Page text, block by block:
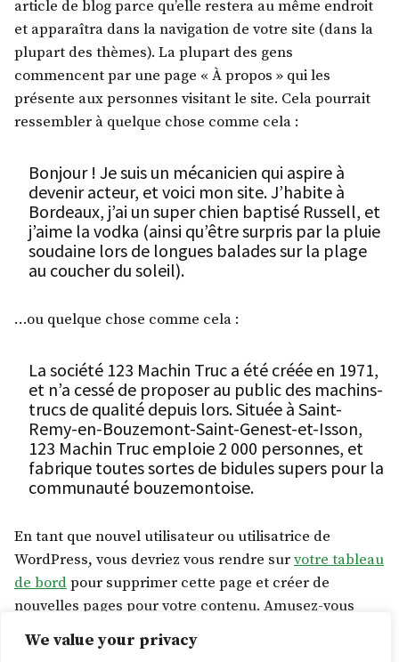
We value your privacy
article de blog parce qu’elle restera au même endroit
et apparaîtra dans la navigation de votre site (dans la
plupart des thèmes). La plupart des gens
commencent par une page « À propos » qui les
présente aux personnes visitant le site. Cela pourrait
ressembler à quelque chose comme cela :
Bonjour ! Je suis un mécanicien qui aspire à
devenir acteur, et voici mon site. J’habite à
Bordeaux, j’ai un super chien baptisé Russell, et
j’aime la vodka (ainsi qu’être surpris par la pluie
soudaine lors de longues balades sur la plage
au coucher du soleil).
…ou quelque chose comme cela :
La société 123 Machin Truc a été créée en 1971,
et n’a cessé de proposer au public des machins-
trucs de qualité depuis lors. Située à Saint-
Remy-en-Bouzemont-Saint-Genest-et-Isson,
123 Machin Truc emploie 2 000 personnes, et
fabrique toutes sortes de bidules supers pour la
communauté bouzemontoise.
En tant que nouvel utilisateur ou utilisatrice de
WordPress, vous devriez vous rendre survotre tableau
de bordpour supprimer cette page et créer de
nouvelles pages pour votre contenu. Amusez-vous
bien !